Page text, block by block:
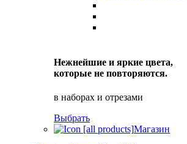
Нежнейшие и яркие цвета,
которые не повторяются.
в наборах и отрезами
Выбрать
Магазин